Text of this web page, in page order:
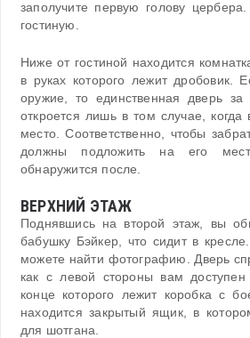
заполучите первую голову
гостиную.
Ниже от гостиной находится
в руках которого лежит дробовик.
оружие, то единственная дверь за
откроется лишь в том случае,
место. Соответственно, чтобы
должны подложить на его
обнаружится после.
ВЕРХНИЙ ЭТАЖ
Поднявшись на второй этаж, вы
бабушку Бэйкер, что сидит в
можете найти фотографию. Дверь
как с левой стороны вам
конце которого лежит коробка с
находится закрытый ящик, в
для шотгана.